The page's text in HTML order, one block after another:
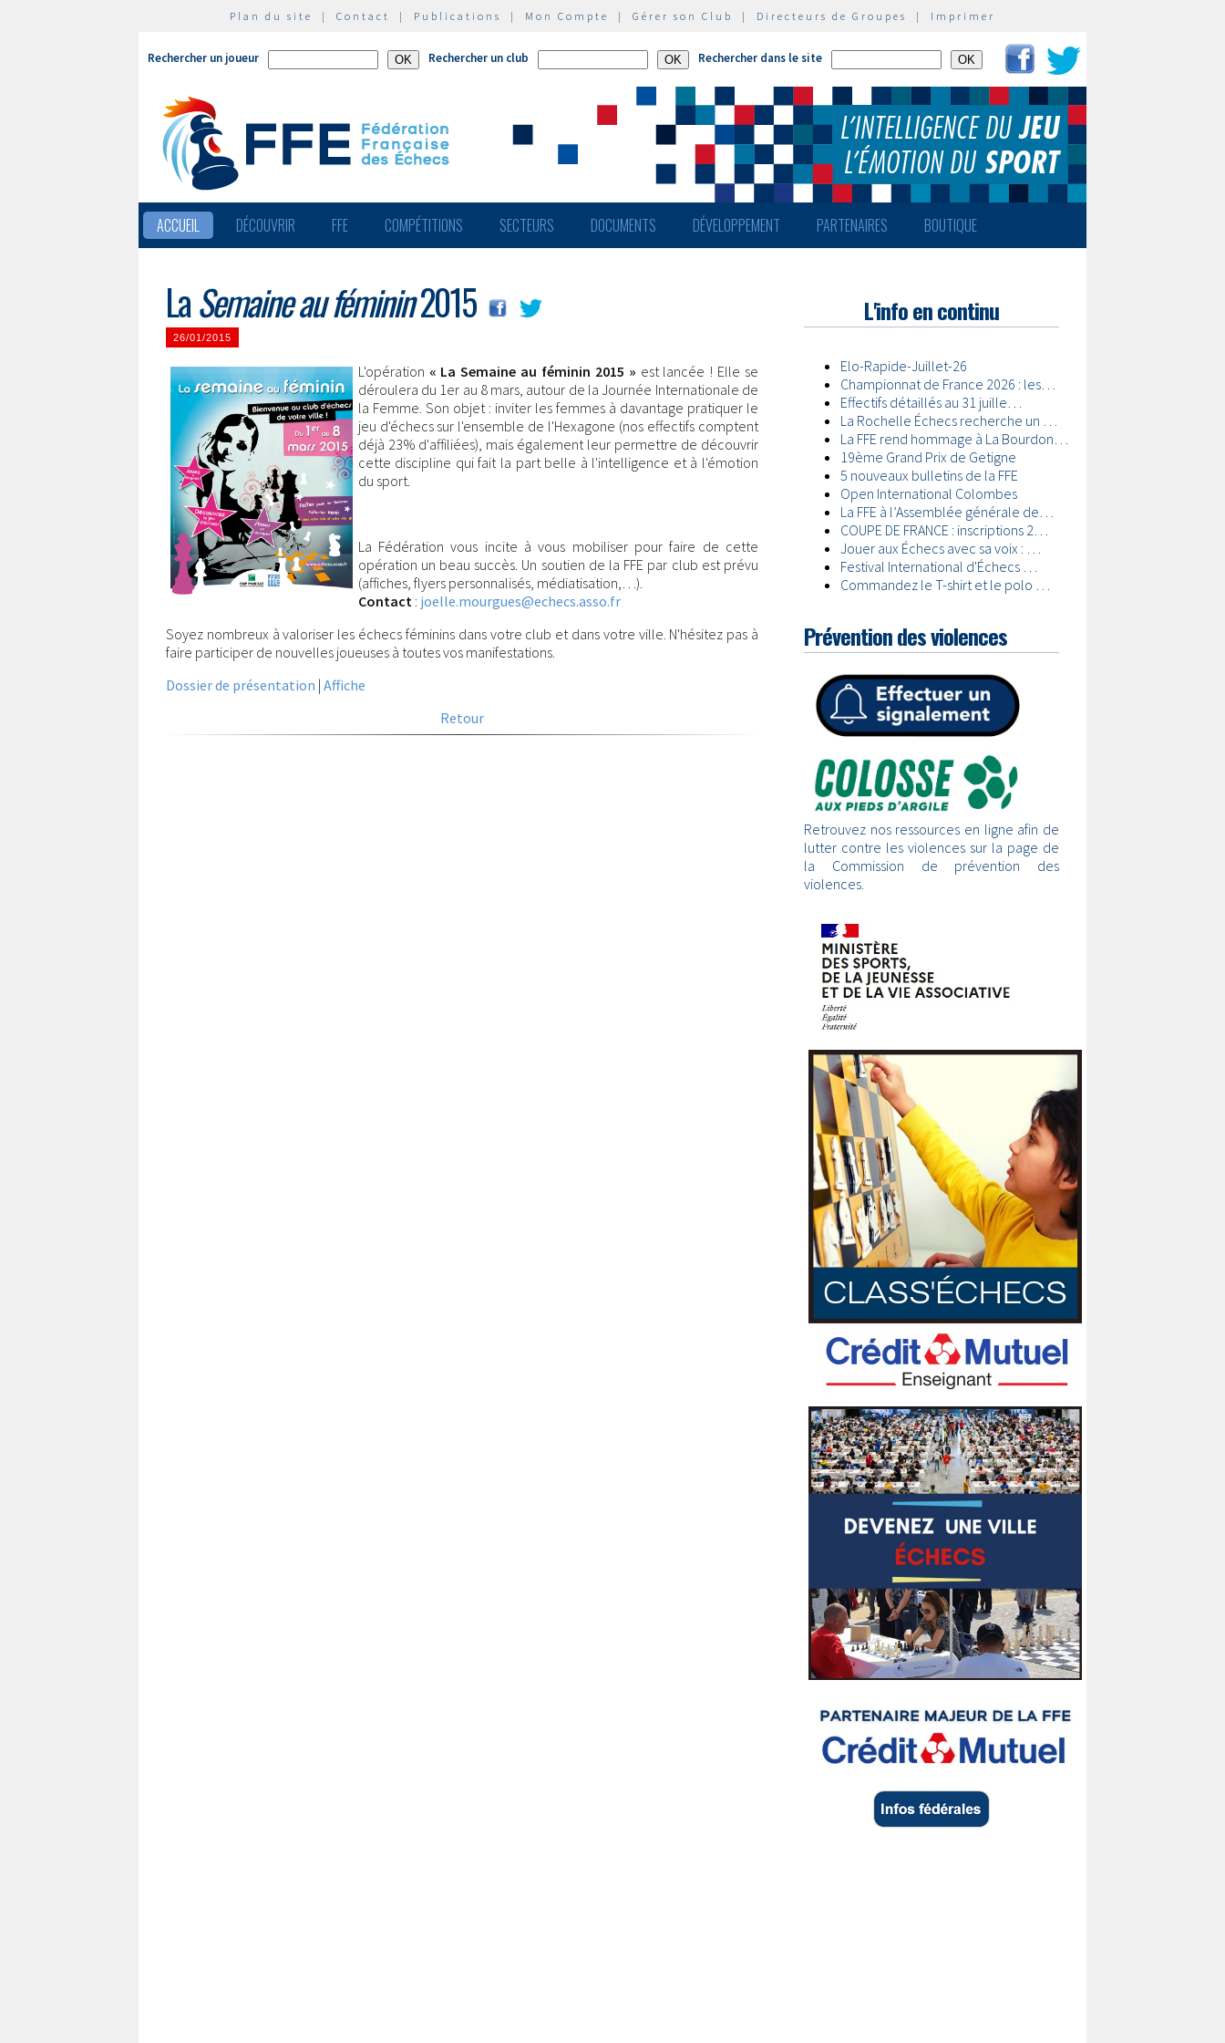
Plan du site | Contact | Publications | Mon Compte | Gérer son Club | Directeurs de Groupes | Imprimer
Rechercher un joueur Rechercher un club Rechercher dans le site
ACCUEIL DÉCOUVRIR FFE COMPÉTITIONS SECTEURS DOCUMENTS DÉVELOPPEMENT PARTENAIRES BOUTIQUE
LaSemaine au féminin2015
26/01/2015
L'opération « La Semaine au féminin 2015 » est lancée ! Elle se
déroulera du 1er au 8 mars, autour de la Journée Internationale de
la Femme. Son objet : inviter les femmes à davantage pratiquer le
jeu d'échecs sur l'ensemble de l'Hexagone (nos effectifs comptent
déjà 23% d'affiliées), mais également leur permettre de découvrir
cette discipline qui fait la part belle à l'intelligence et à l'émotion
du sport.
La Fédération vous incite à vous mobiliser pour faire de cette
opération un beau succès. Un soutien de la FFE par club est prévu
(affiches, flyers personnalisés, médiatisation,…).
Contact: joelle.mourgues@echecs.asso.fr
Soyez nombreux à valoriser les échecs féminins dans votre club et dans votre ville. N'hésitez pas à
faire participer de nouvelles joueuses à toutes vos manifestations.
Dossier de présentation | Affiche
Retour
L'info en continu
Prévention des violences
Retrouvez nos ressources en ligne afin de
lutter contre les violences sur la page de
la Commission de prévention des
violences.